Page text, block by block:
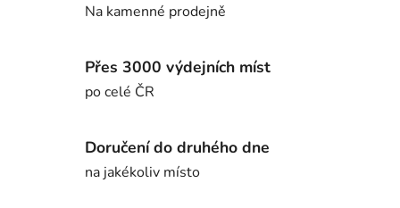
Na kamenné prodejně
Přes 3000 výdejních míst
po celé ČR
Doručení do druhého dne
na jakékoliv místo